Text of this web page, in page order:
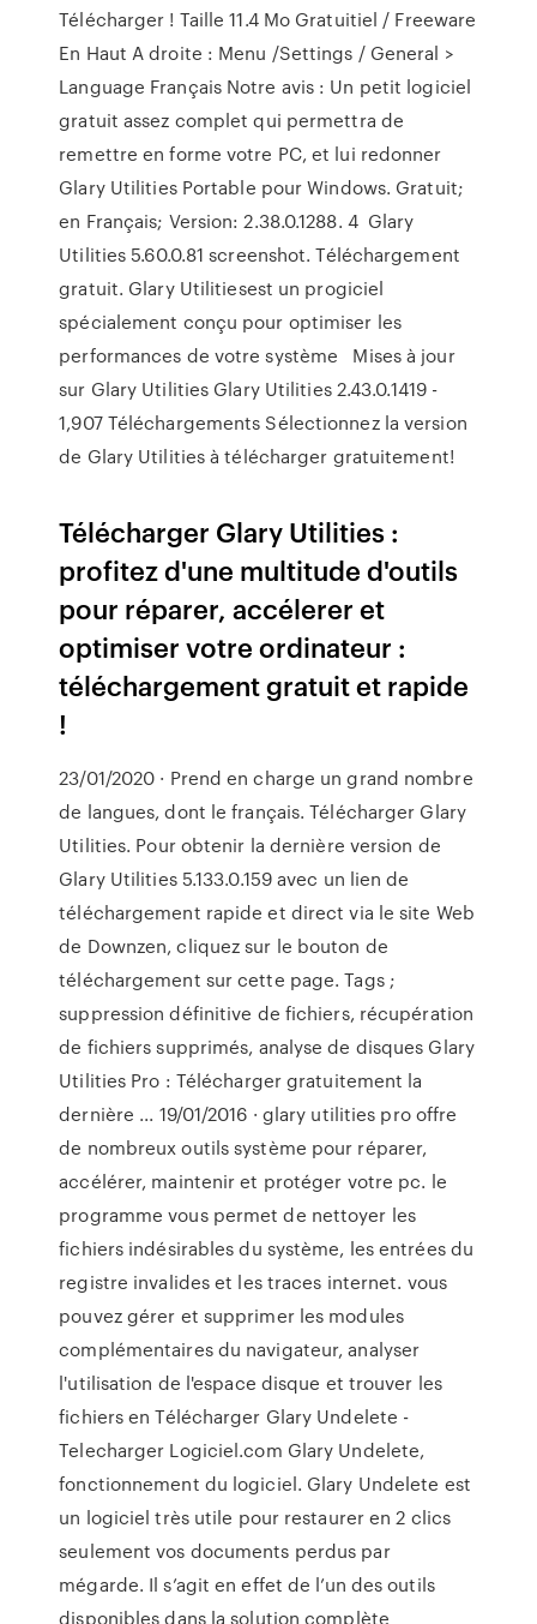
Télécharger ! Taille 11.4 Mo Gratuitiel / Freeware
En Haut A droite : Menu /Settings / General >
Language Français Notre avis : Un petit logiciel
gratuit assez complet qui permettra de
remettre en forme votre PC, et lui redonner
Glary Utilities Portable pour Windows. Gratuit;
en Français; Version: 2.38.0.1288. 4 Glary
Utilities 5.60.0.81 screenshot. Téléchargement
gratuit. Glary Utilitiesest un progiciel
spécialement conçu pour optimiser les
performances de votre système Mises à jour
sur Glary Utilities Glary Utilities 2.43.0.1419 -
1,907 Téléchargements Sélectionnez la version
de Glary Utilities à télécharger gratuitement!
Télécharger Glary Utilities :
profitez d'une multitude d'outils
pour réparer, accélerer et
optimiser votre ordinateur :
téléchargement gratuit et rapide
!
23/01/2020 · Prend en charge un grand nombre
de langues, dont le français. Télécharger Glary
Utilities. Pour obtenir la dernière version de
Glary Utilities 5.133.0.159 avec un lien de
téléchargement rapide et direct via le site Web
de Downzen, cliquez sur le bouton de
téléchargement sur cette page. Tags ;
suppression définitive de fichiers, récupération
de fichiers supprimés, analyse de disques Glary
Utilities Pro : Télécharger gratuitement la
dernière ... 19/01/2016 · glary utilities pro offre
de nombreux outils système pour réparer,
accélérer, maintenir et protéger votre pc. le
programme vous permet de nettoyer les
fichiers indésirables du système, les entrées du
registre invalides et les traces internet. vous
pouvez gérer et supprimer les modules
complémentaires du navigateur, analyser
l'utilisation de l'espace disque et trouver les
fichiers en Télécharger Glary Undelete -
Telecharger Logiciel.com Glary Undelete,
fonctionnement du logiciel. Glary Undelete est
un logiciel très utile pour restaurer en 2 clics
seulement vos documents perdus par
mégarde. Il s’agit en effet de l’un des outils
disponibles dans la solution complète